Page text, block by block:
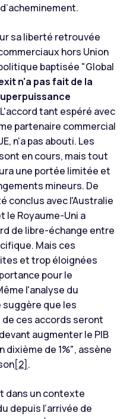
sa liberté retrouvée
hors Union
baptisée "Global
n'a pas fait de la
L'accord tant espéré avec
partenaire commercial
n'a pas abouti. Les
en cours, mais tout
une portée limitée et
mineurs. De
conclus avec l'Australie
le Royaume-Uni a
de libre-échange entre
Mais ces
et trop éloignées
pour le
l'analyse du
que les
ces accords seront
augmenter le PIB
dixième de 1%", assène
[2] .
dans un contexte
depuis l’arrivée de